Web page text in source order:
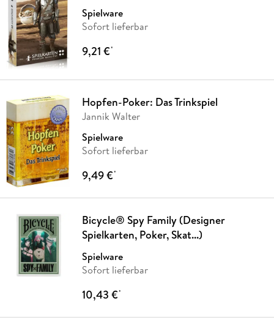
Spielware
Sofort lieferbar
9,21 €*
Hopfen-Poker: Das Trinkspiel
Jannik Walter
Spielware
Sofort lieferbar
9,49 €*
Bicycle® Spy Family (Designer
Spielkarten, Poker, Skat...)
Spielware
Sofort lieferbar
10,43 €*